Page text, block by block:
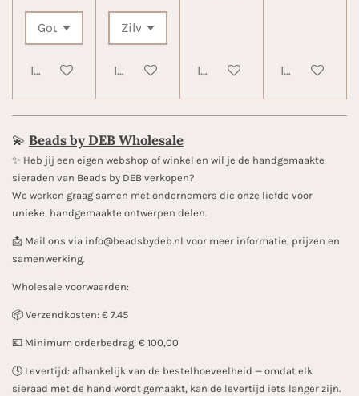
In winkelwagenIn winkelwagenIn winkelwagen
In
💫 Beads by DEB Wholesale
✨️ Heb jij een eigen webshop of winkel en wil je de handgemaakte
sieraden van Beads by DEB verkopen?
We werken graag samen met ondernemers die onze liefde voor
unieke, handgemaakte ontwerpen delen.
📩 Mail ons via info@beadsbydeb.nl voor meer informatie, prijzen en
samenwerking.
Wholesale voorwaarden:
📦 Verzendkosten: € 7.45
💶 Minimum orderbedrag: € 100,00
🕓 Levertijd: afhankelijk van de bestelhoeveelheid — omdat elk
sieraad met de hand wordt gemaakt, kan de levertijd iets langer zijn.